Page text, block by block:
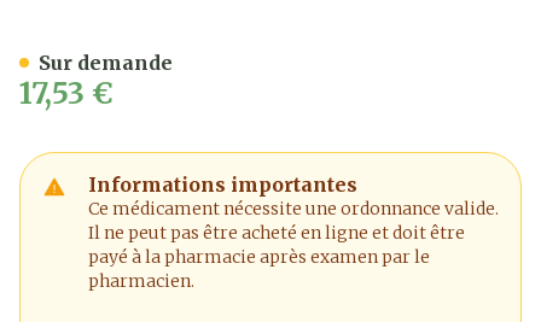
17,53 €
Informations importantes
Ce médicament nécessite une ordonnance valide.
Il ne peut pas être acheté en ligne et doit être
payé à la pharmacie après examen par le
pharmacien.
Sur demande